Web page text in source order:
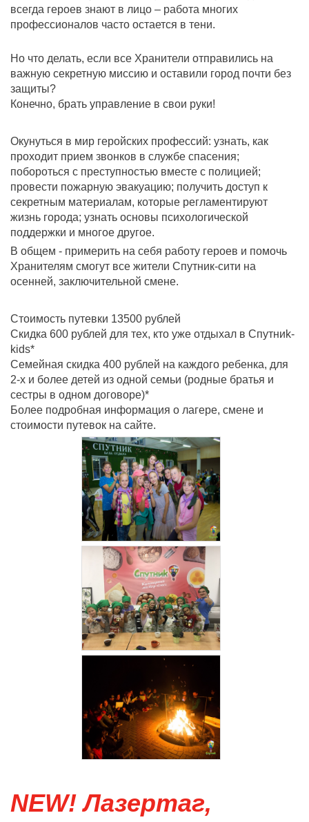
всегда героев знают в лицо – работа многих
профессионалов часто остается в тени.
Но что делать, если все Хранители отправились на
важную секретную миссию и оставили город почти без
защиты?
Конечно, брать управление в свои руки!
Окунуться в мир геройских профессий: узнать, как
проходит прием звонков в службе спасения;
побороться с преступностью вместе с полицией;
провести пожарную эвакуацию; получить доступ к
секретным материалам, которые регламентируют
жизнь города; узнать основы психологической
поддержки и многое другое.
В общем - примерить на себя работу героев и помочь
Хранителям смогут все жители Спутник-сити на
осенней, заключительной смене.
Стоимость путевки 13500 рублей
Скидка 600 рублей для тех, кто уже отдыхал в Спутниk-
kids*
Семейная скидка 400 рублей на каждого ребенка, для
2-х и более детей из одной семьи (родные братья и
сестры в одном договоре)*
Более подробная информация о лагере, смене и
стоимости путевок на сайте.
NEW! Лазертаг,